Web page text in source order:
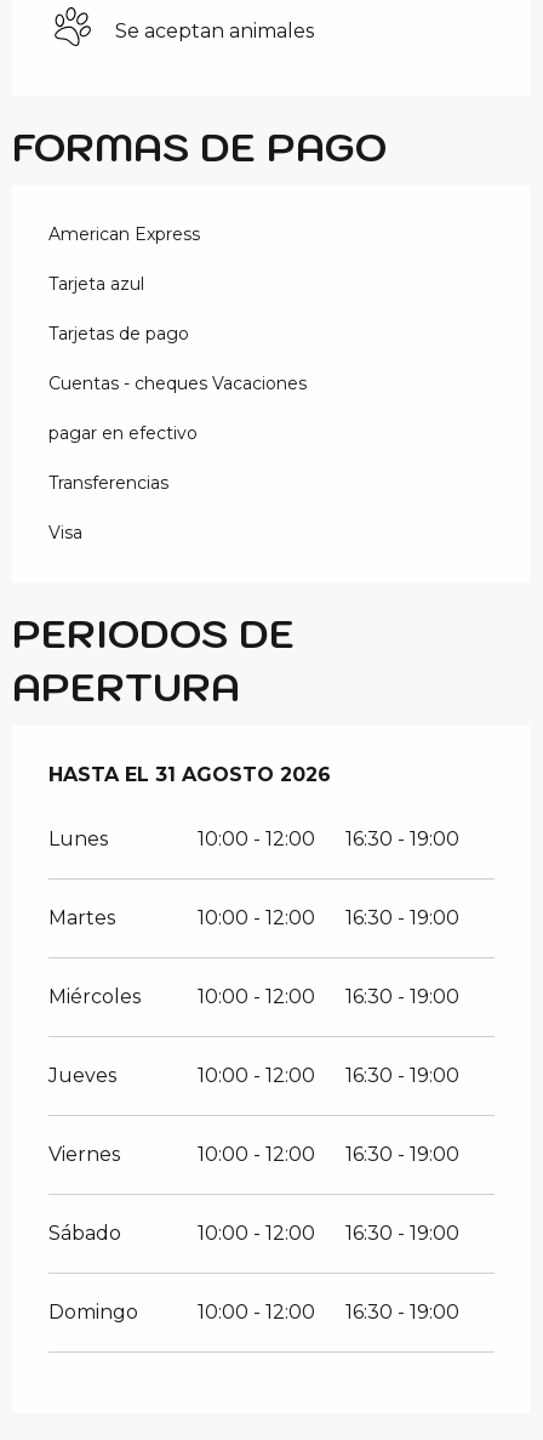
Se aceptan animales
FORMAS DE PAGO
American Express
Tarjeta azul
Tarjetas de pago
Cuentas - cheques Vacaciones
pagar en efectivo
Transferencias
Visa
PERIODOS DE
APERTURA
DEL13 JULIO 2026AL31 AGOSTO 2026
HASTA EL 31 AGOSTO 2026
Lunes 10:00 - 12:00 16:30 - 19:00
Martes 10:00 - 12:00 16:30 - 19:00
Miércoles 10:00 - 12:00 16:30 - 19:00
Jueves 10:00 - 12:00 16:30 - 19:00
Viernes 10:00 - 12:00 16:30 - 19:00
Sábado 10:00 - 12:00 16:30 - 19:00
Domingo 10:00 - 12:00 16:30 - 19:00